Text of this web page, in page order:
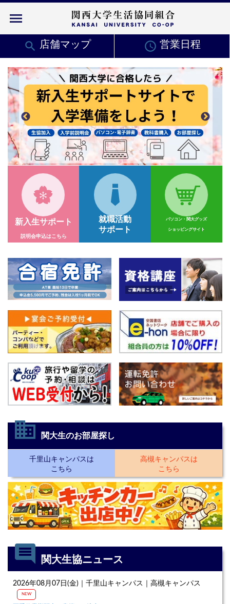
menu
search 店舗マップ access_time 営業日程
新入生サポート
説明会申込はこちら
就職活動
サポート
パソコン・関大グッズ
ショッピングサイト
business 関大生のお部屋探し
千里山キャンパスは
こちら
高槻キャンパスは
こちら
comment 関大生協ニュース
2026年08月07日(金)｜千里山キャンパス｜高槻キャンパス
NEW